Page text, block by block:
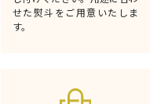
せた熨斗をご用意いたしま
す。